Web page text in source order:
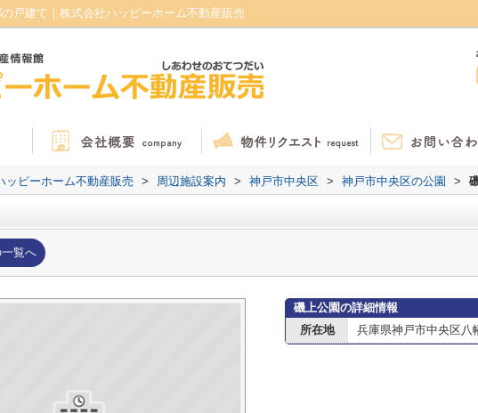
戸建て｜株式会社ハッピーホーム不動産販売
ッピーホーム不動産販売 > 周辺施設案内 > 神戸市中央区 > 神戸市中央区の公園 >
覧へ
磯上公園の詳細情報
所在地
兵庫県神戸市中央区八